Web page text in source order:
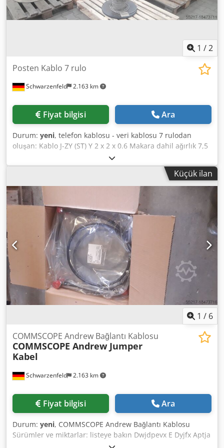
1 /2
Schwarzenfeld 2.163 km
Posten Kablo 7 rulo
Fiyat bilgisi Ara
Durum: yeni, telefon kablosu - veri kablosu 7 rulodan
oluşan: Kablo J-ZY (ST) Y 2 x 2 x 0.6 Makara dahil ağırlık 7,5
kg Kablo Giga Hız 3500 Tip A-DQ (2N) B2Y 12 G50 / 125
Silindir dahil ağırlık 70 kg Kablo (500m) A-2Y (L) 2Y 10 x 2 x
0,6 Bd Rulo dahil ağırlık 77 Kg Kablo A-2Y (L) 2Y 10 x 2 x 0,6
Bd Rulo dahil ağırlık 51,5 Kg Kablo A-2Y (L) 2Y 2 x 2 x 0,6
Makara dahil ağırlık 49 Kg Kablo S - 09YS (ST) CH 8 x 2 x 0.6
ST BD Rulo dahil ağırlık 55.5 Kg Kablo S - 09YS (ST) CH
Makara dahil ağırlık 14 Kg Dodpfjvx E Dtsx Aptewa
Küçük ilan
1 / 6
Schwarzenfeld 2.163 km
COMMSCOPE Andrew Bağlantı Kablosu
COMMSCOPE Andrew Jumper
Kabel
Fiyat bilgisi Ara
Durum: yeni, COMMSCOPE Andrew Bağlantı Kablosu
Sürümler ve miktarlar: listeye bakın Dwjdpevx E Dyjfx Aptja
Eğer tüm stokla ilgileniyorsanız (1814 adet) Size bir teklif